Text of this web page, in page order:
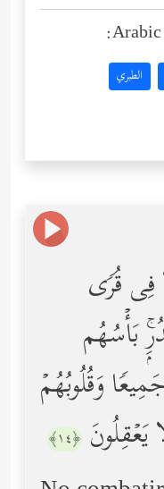
الطبري
فِی قُرࣰى
بَأۡسُهُم
وَقُلُوبُهُمۡ
﴿١٤﴾